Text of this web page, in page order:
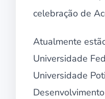
celebração de
Atualmente
Universidade
Universidade